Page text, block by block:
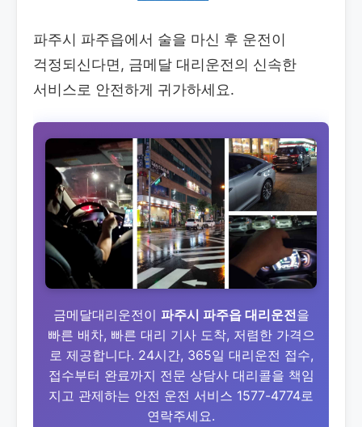
파주시 파주읍에서 술을 마신 후 운전이
걱정되신다면, 금메달 대리운전의 신속한
서비스로 안전하게 귀가하세요.
금메달대리운전이 파주시 파주읍 대리운전을
빠른 배차, 빠른 대리 기사 도착, 저렴한 가격으
로 제공합니다. 24시간, 365일 대리운전 접수,
접수부터 완료까지 전문 상담사 대리콜을 책임
지고 관제하는 안전 운전 서비스 1577-4774로
연락주세요.